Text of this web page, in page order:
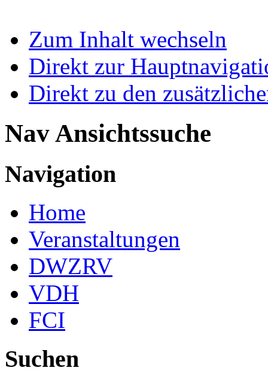
Zum Inhalt wechseln
Direkt zur
Direkt zu den
Nav Ansichtssuche
Navigation
Home
Veranstaltungen
DWZRV
VDH
FCI
Suchen